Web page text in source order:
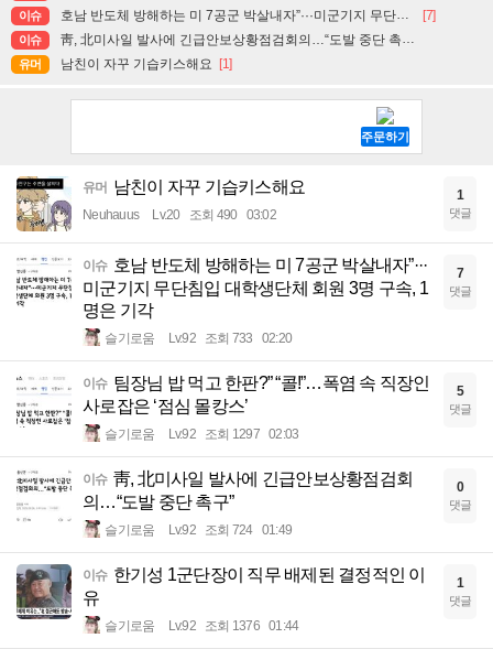
이슈 호남 반도체 방해하는 미 7공군 박살내자”···미군기지 무단침입 대학생단체 회원 3명 구속, 1명은 기각 [7]
이슈 靑, 北미사일 발사에 긴급안보상황점검회의…“도발 중단 촉구”
유머 남친이 자꾸 기습키스해요 [1]
유머 남친이 자꾸 기습키스해요
Neuhauus Lv.20 조회 490 03:02
1
댓글
이슈 호남 반도체 방해하는 미 7공군 박살내자”···
미군기지 무단침입 대학생단체 회원 3명 구속, 1
명은 기각
슬기로움 Lv.92 조회 733 02:20
7
댓글
이슈 팀장님 밥 먹고 한판?” “콜!”…폭염 속 직장인
사로잡은 ‘점심 몰캉스’
슬기로움 Lv.92 조회 1297 02:03
5
댓글
이슈 靑, 北미사일 발사에 긴급안보상황점검회
의…“도발 중단 촉구”
슬기로움 Lv.92 조회 724 01:49
0
댓글
이슈 한기성 1군단장이 직무 배제된 결정적인 이
유
슬기로움 Lv.92 조회 1376 01:44
1
댓글